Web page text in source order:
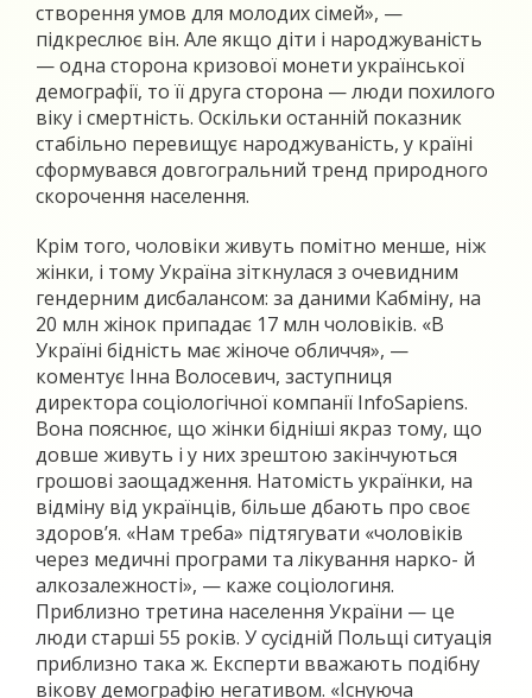
створення умов для молодих сімей», —
підкреслює він. Але якщо діти і народжуваність
— одна сторона кризової монети української
демографії, то її друга сторона — люди похилого
віку і смертність. Оскільки останній показник
стабільно перевищує народжуваність, у країні
сформувався довгогральний тренд природного
скорочення населення.
Крім того, чоловіки живуть помітно менше, ніж
жінки, і тому Україна зіткнулася з очевидним
гендерним дисбалансом: за даними Кабміну, на
20 млн жінок припадає 17 млн чоловіків. «В
Україні бідність має жіноче обличчя», —
коментує Інна Волосевич, заступниця
директора соціологічної компанії InfoSapiens.
Вона пояснює, що жінки бідніші якраз тому, що
довше живуть і у них зрештою закінчуються
грошові заощадження. Натомість українки, на
відміну від українців, більше дбають про своє
здоров’я. «Нам треба» підтягувати «чоловіків
через медичні програми та лікування нарко- й
алкозалежності», — каже соціологиня.
Приблизно третина населення України — це
люди старші 55 років. У сусідній Польщі ситуація
приблизно така ж. Експерти вважають подібну
вікову демографію негативом. «Існуюча